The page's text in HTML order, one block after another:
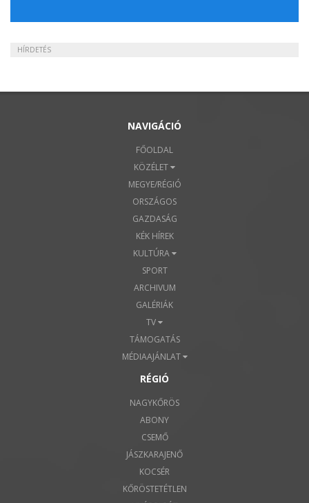
HÍRDETÉS
NAVIGÁCIÓ
FŐOLDAL
KÖZÉLET
MEGYE/RÉGIÓ
ORSZÁGOS
GAZDASÁG
KÉK HÍREK
KULTÚRA
SPORT
ARCHIVUM
GALÉRIÁK
TV
TÁMOGATÁS
MÉDIAAJÁNLAT
RÉGIÓ
NAGYKŐRÖS
ABONY
CSEMŐ
JÁSZKARAJENŐ
KOCSÉR
KŐRÖSTETÉTLEN